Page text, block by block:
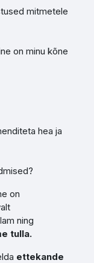
mitmetele
on minu kõne
hea ja
on
ning
tulla.
ettekande